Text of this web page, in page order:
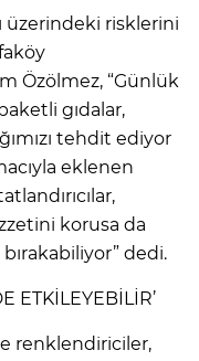
üzerindeki risklerini
Özölmez, “Günlük
gıdalar,
tehdit ediyor
eklenen
korusa da
dedi.
ETKİLEYEBİLİR’
renklendiriciler,